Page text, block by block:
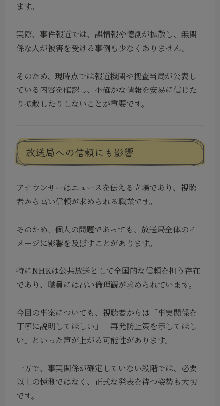
ます。
実際、事件報道では、誤情報や憶測が拡散し、無関
係な人が被害を受ける事例も少なくありません。
そのため、現時点では報道機関や捜査当局が公表し
ている内容を確認し、不確かな情報を安易に信じた
り拡散したりしないことが重要です。
放送局への信頼にも影響
アナウンサーはニュースを伝える立場であり、視聴
者から高い信頼が求められる職業です。
そのため、個人の問題であっても、放送局全体のイ
メージに影響を及ぼすことがあります。
特にNHKは公共放送として全国的な信頼を担う存在
であり、職員には高い倫理観が求められています。
今回の事案についても、視聴者からは「事実関係を
丁寧に説明してほしい」「再発防止策を示してほし
い」といった声が上がる可能性があります。
一方で、事実関係が確定していない段階では、必要
以上の憶測ではなく、正式な発表を待つ姿勢も大切
です。